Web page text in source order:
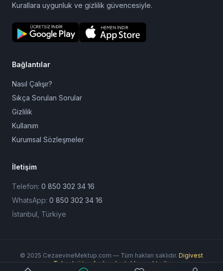
Kurallara uygunluk ve gizlilik güvencesiyle.
Bağlantılar
Nasıl Çalışır?
Sıkça Sorulan Sorular
Gizlilik
Kullanım
Kurumsal Sözleşmeler
İletişim
Telefon: 0 850 302 34 16
WhatsApp: 0 850 302 34 16
İstanbul, Türkiye
© 2025 CezaevineMektup.com — Tüm hakları saklıdır. Digivest
Teknoloji tarafından desteklenmektedir.